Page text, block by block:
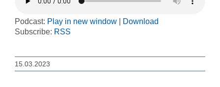
Podcast: Play in new window
Download
Subscribe: RSS
15.03.2023